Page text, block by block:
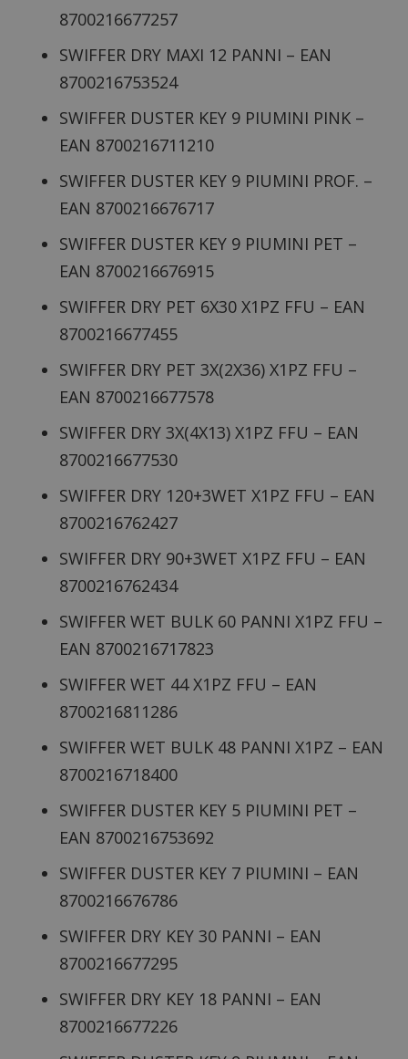
8700216677257
SWIFFER DRY MAXI 12 PANNI – EAN
8700216753524
SWIFFER DUSTER KEY 9 PIUMINI PINK –
EAN 8700216711210
SWIFFER DUSTER KEY 9 PIUMINI PROF. –
EAN 8700216676717
SWIFFER DUSTER KEY 9 PIUMINI PET –
EAN 8700216676915
SWIFFER DRY PET 6X30 X1PZ FFU – EAN
8700216677455
SWIFFER DRY PET 3X(2X36) X1PZ FFU –
EAN 8700216677578
SWIFFER DRY 3X(4X13) X1PZ FFU – EAN
8700216677530
SWIFFER DRY 120+3WET X1PZ FFU – EAN
8700216762427
SWIFFER DRY 90+3WET X1PZ FFU – EAN
8700216762434
SWIFFER WET BULK 60 PANNI X1PZ FFU –
EAN 8700216717823
SWIFFER WET 44 X1PZ FFU – EAN
8700216811286
SWIFFER WET BULK 48 PANNI X1PZ – EAN
8700216718400
SWIFFER DUSTER KEY 5 PIUMINI PET –
EAN 8700216753692
SWIFFER DUSTER KEY 7 PIUMINI – EAN
8700216676786
SWIFFER DRY KEY 30 PANNI – EAN
8700216677295
SWIFFER DRY KEY 18 PANNI – EAN
8700216677226